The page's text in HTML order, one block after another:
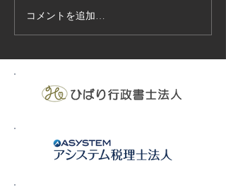
技能実習生１２名入国-フ
ィリピン、ベトナム
コメントを追加…